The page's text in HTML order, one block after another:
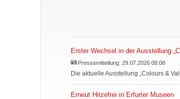
Erster Wechsel in der Ausstellung
Pressemitteilung:29.07.2026 08:08
Die aktuelle Ausstellung „Colours &
Erneut Hitzefrei in Erfurter Museen